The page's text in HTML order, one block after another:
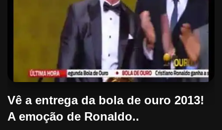
Vê a entrega da bola de ouro 2013!
A emoção de Ronaldo..